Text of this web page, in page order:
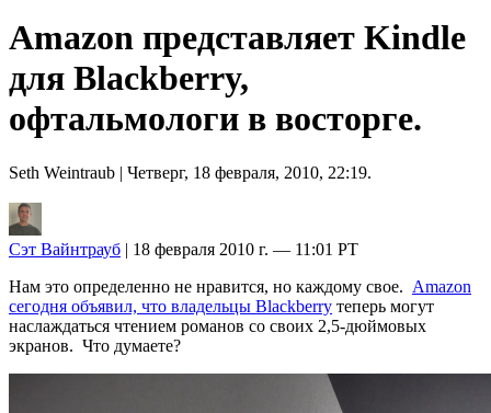
Amazon представляет Kindle
для Blackberry,
офтальмологи в восторге.
Seth Weintraub | Четверг, 18 февраля, 2010, 22:19.
Сэт Вайнтрауб | 18 февраля 2010 г. — 11:01 PT
Нам это определенно не нравится, но каждому свое. Amazon
сегодня объявил, что владельцы Blackberry теперь могут
наслаждаться чтением романов со своих 2,5-дюймовых
экранов. Что думаете?